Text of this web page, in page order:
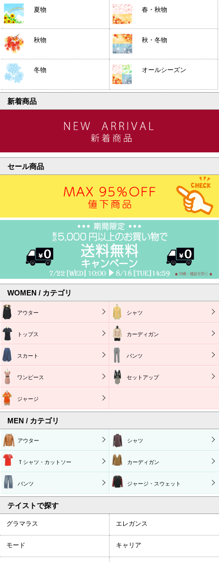
夏物 春・秋物
秋物 秋・冬物
冬物 オールシーズン
新着商品
セール商品
WOMEN / カテゴリ
アウター シャツ
トップス カーディガン
スカート パンツ
ワンピース セットアップ
ジャージ
MEN / カテゴリ
アウター シャツ
Ｔシャツ・カットソー カーディガン
パンツ ジャージ・スウェット
テイストで探す
グラマラス エレガンス
モード キャリア